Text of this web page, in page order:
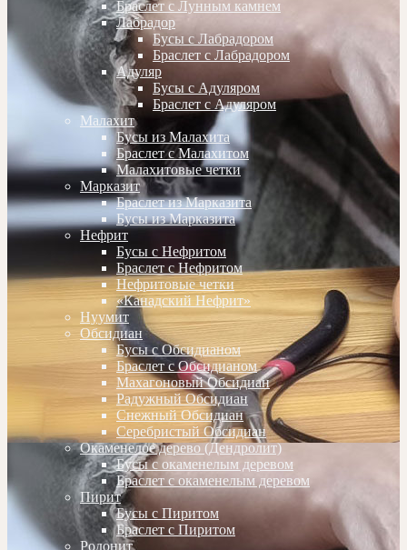
Браслет с Лунным камнем
Лабрадор
Бусы с Лабрадором
Браслет с Лабрадором
Адуляр
Бусы с Адуляром
Браслет с Адуляром
Малахит
Бусы из Малахита
Браслет с Малахитом
Малахитовые четки
Марказит
Браслет из Марказита
Бусы из Марказита
Нефрит
Бусы с Нефритом
Браслет с Нефритом
Нефритовые четки
«Канадский Нефрит»
Нуумит
Обсидиан
Бусы с Обсидианом
Браслет с Обсидианом
Махагоновый Обсидиан
Радужный Обсидиан
Снежный Обсидиан
Серебристый Обсидиан
Окаменелое дерево (Дендролит)
Бусы с окаменелым деревом
Браслет с окаменелым деревом
Пирит
Бусы с Пиритом
Браслет с Пиритом
Родонит